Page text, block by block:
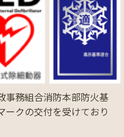
事務組合消防本部防火基
ークの交付を受けており